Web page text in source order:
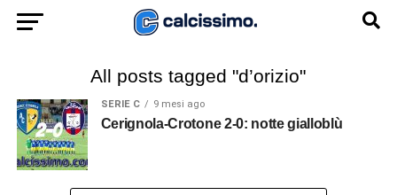
All posts tagged "d’orizio"
SERIE C 9 mesi ago
Cerignola-Crotone 2-0: notte gialloblù